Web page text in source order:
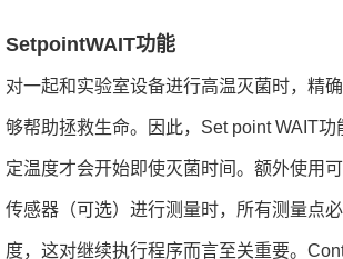
SetpointWAIT功能
对一起和实验室设备进行高温灭菌时，精确
够帮助拯救生命。因此，Set point WAIT
定温度才会开始即使灭菌时间。额外使用
传感器（可选）进行测量时，所有测量点
度，这对继续执行程序而言至关重要。